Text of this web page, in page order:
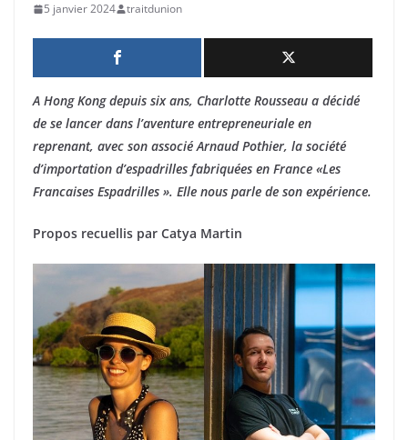
5 janvier 2024 traitdunion
A Hong Kong depuis six ans, Charlotte Rousseau a décidé
de se lancer dans l’aventure entrepreneuriale en
reprenant, avec son associé Arnaud Pothier, la société
d’importation d’espadrilles fabriquées en France «Les
Francaises Espadrilles ». Elle nous parle de son expérience.
Propos recuellis par Catya Martin